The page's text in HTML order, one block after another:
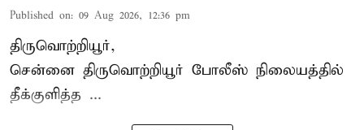
Published on: 09 Aug 2026, 12:36 pm
திருவொற்றியூர்,
சென்னை திருவொற்றியூர் போலீஸ் நிலையத்தில்
தீக்குளித்த ...